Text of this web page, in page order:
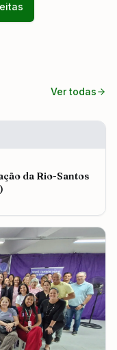
Ver todas
da Rio-Santos